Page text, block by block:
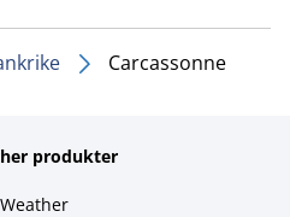
Carcassonne
produkter